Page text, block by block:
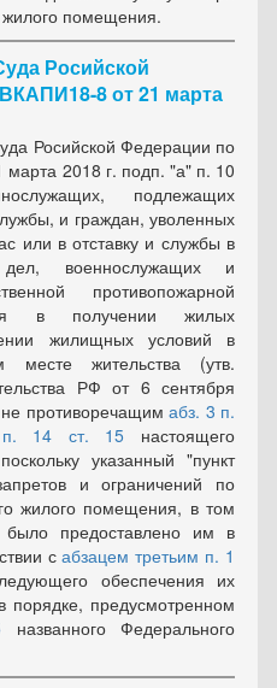
жилого помещения.
Росийской
8 от 21 марта
Росийской Федерации по
2018 г. подп. "а" п. 10
подлежащих
и граждан, уволенных
или в отставку и службы в
дел, военнослужащих и
противопожарной
в получении жилых
жилищных условий в
месте жительства (утв.
РФ от 6 сентября
не противоречащимабз. 3 п.
14 ст. 15 настоящего
указанный "пункт
и ограничений по
жилого помещения, в том
было предоставлено им в
сабзацем третьим п. 1
обеспечения их
предусмотренном
названного Федерального